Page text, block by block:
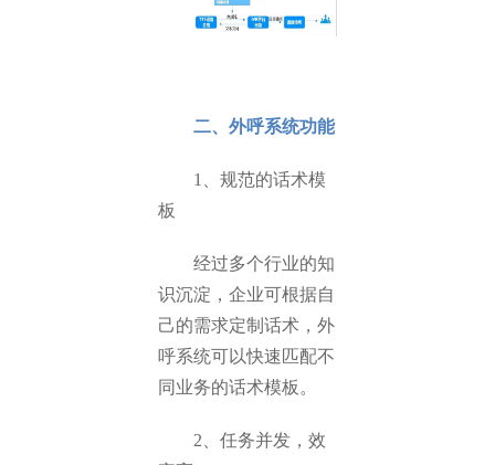
二、外呼系统功能
1、规范的话术模
板
经过多个行业的知
识沉淀，企业可根据自
己的需求定制话术，外
呼系统可以快速匹配不
同业务的话术模板。
2、任务并发，效